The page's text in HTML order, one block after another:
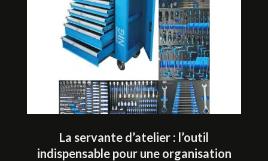
La servante d’atelier : l’outil
indispensable pour une organisation